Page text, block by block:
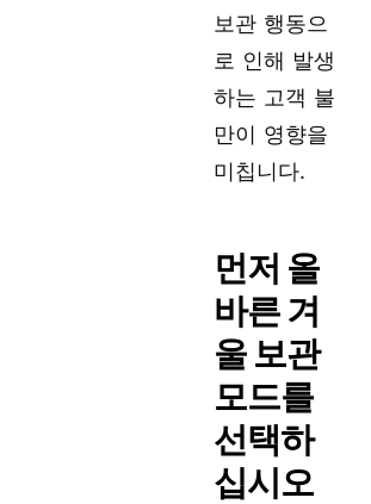
보관 행동으
로 인해 발생
하는 고객 불
만이 영향을
미칩니다.
먼저 올
바른 겨
울 보관
모드를
선택하
십시오